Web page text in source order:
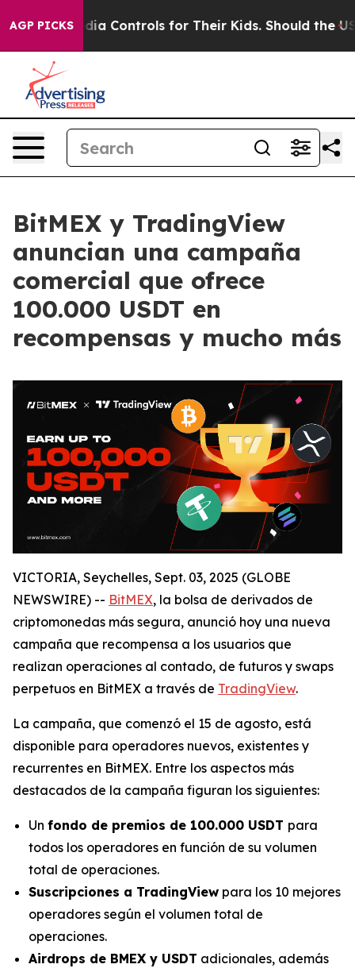
AGP PICKS
Media Controls for Their Kids. Should the US?
BitMEX y TradingView
anuncian una campaña
comercial que ofrece
100.000 USDT en
recompensas y mucho más
VICTORIA, Seychelles, Sept. 03, 2025 (GLOBE
NEWSWIRE) -- BitMEX, la bolsa de derivados de
criptomonedas más segura, anunció hoy una nueva
campaña que recompensa a los usuarios que
realizan operaciones al contado, de futuros y swaps
perpetuos en BitMEX a través de TradingView.
La campaña, que comenzó el 15 de agosto, está
disponible para operadores nuevos, existentes y
recurrentes en BitMEX. Entre los aspectos más
destacados de la campaña figuran los siguientes:
Un fondo de premios de 100.000 USDT para
todos los operadores en función de su volumen
total de operaciones.
Suscripciones a TradingView para los 10 mejores
operadores según el volumen total de
operaciones.
Airdrops de BMEX y USDT adicionales, además